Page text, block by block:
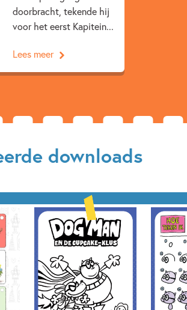
doorbracht, tekende hij
voor het eerst Kapitein...
Lees meer
downloads